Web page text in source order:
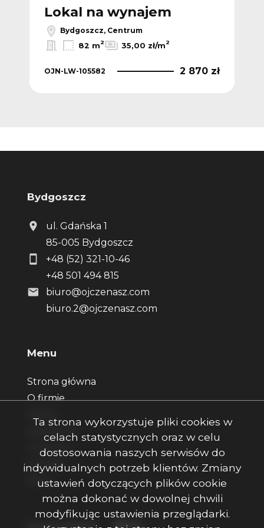
Lokal na wynajem
Bydgoszcz, Centrum
82 m2 35,00 zł/m2
OJN-LW-105582 2 870 zł
Bydgoszcz
ul. Gdańska 1
85-005 Bydgoszcz
+48 (52) 321-10-46
+48 501 494 815
biuro@ojczenasz.com
biuro.2@ojczenasz.com
Menu
Strona główna
O firmie
Zgłoszenia
Ulubione
Kontakt
Rodo
Ta strona wykorzystuje pliki cookies w
celach statystycznych oraz w celu
dostosowania naszych serwisów do
indywidualnych potrzeb klientów. Zmiany
ustawień dotyczących plików cookie
można dokonać w dowolnej chwili
modyfikując ustawienia przeglądarki.